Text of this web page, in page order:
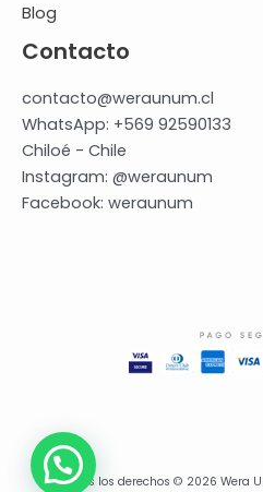
Blog
Contacto
contacto@weraunum.cl
WhatsApp: +569 92590133
Chiloé - Chile
Instagram: @weraunum
Facebook: weraunum
Todos los derechos © 2026 Wera